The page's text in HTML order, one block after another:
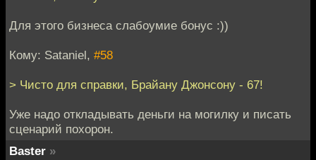
Для этого бизнеса слабоумие бонус :))
Кому: Sataniel, #58
> Чисто для справки, Брайану Джонсону - 67!
Уже надо откладывать деньги на могилку и писать
сценарий похорон.
Baster »